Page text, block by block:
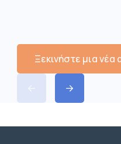
Ξεκινήστε μια νέα